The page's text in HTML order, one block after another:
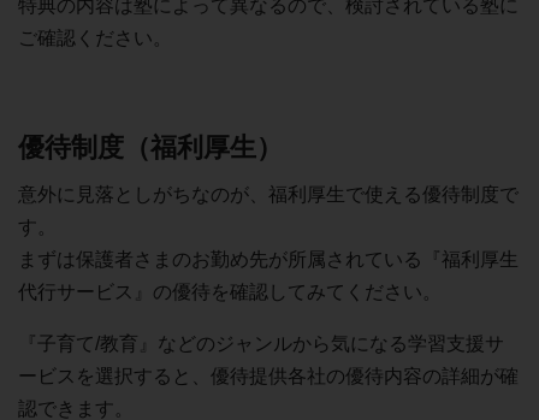
特典の内容は塾によって異なるので、検討されている塾に
ご確認ください。
優待制度（福利厚生）
意外に見落としがちなのが、福利厚生で使える優待制度で
す。
まずは保護者さまのお勤め先が所属されている『福利厚生
代行サービス』の優待を確認してみてください。
『子育て/教育』などのジャンルから気になる学習支援サ
ービスを選択すると、優待提供各社の優待内容の詳細が確
認できます。